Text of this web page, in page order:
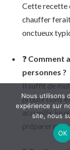
Cette recette
chauffer
onctueux
❓ Comment
personnes ?
Il suffit de
proportions
accueillir
préparer
Nous utilisons
expérience sur
site, nous
OK